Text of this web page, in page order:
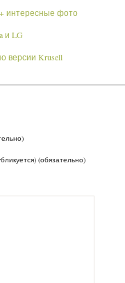
интересные фото
и LG
версии Krusell
(обязательно)